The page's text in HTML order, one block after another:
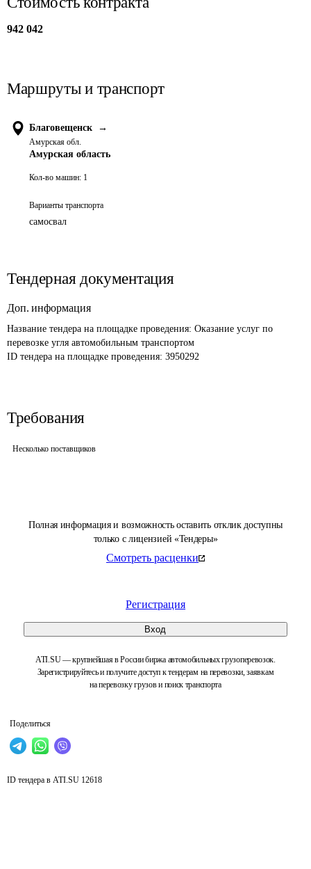
Полная информация и возможность оставить отклик доступны
только с лицензией «Тендеры»
Смотреть расценки
Регистрация
Вход
ATI.SU — крупнейшая в России биржа автомобильных грузоперевозок.
Зарегистрируйтесь и получите доступ к тендерам на перевозки, заявкам
на перевозку грузов и поиск транспорта
Поделиться
942 042
Маршруты и транспорт
Благовещенск →
Амурская обл.
Амурская область
Кол-во машин: 1
Варианты транспорта
самосвал
Тендерная документация
Доп. информация
Название тендера на площадке проведения: Оказание услуг по
перевозке угля автомобильным транспортом
ID тендера на площадке проведения: 3950292
Требования
Несколько поставщиков
ID тендера в ATI.SU 12618